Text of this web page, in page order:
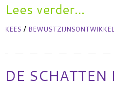
Lees verder...
KEES /
DE